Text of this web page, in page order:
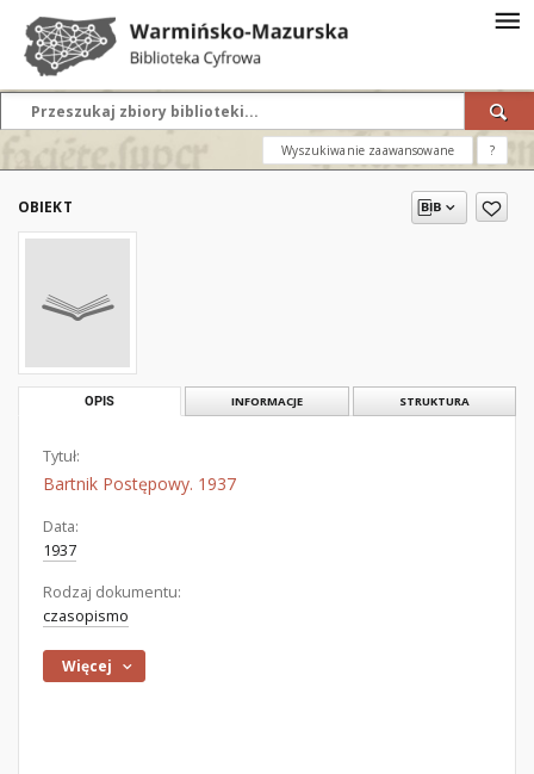
Wyszukiwanie zaawansowane ?
OBIEKT
OPIS INFORMACJE STRUKTURA
Tytuł:
Bartnik Postępowy. 1937
Data:
1937
Rodzaj dokumentu:
czasopismo
Więcej